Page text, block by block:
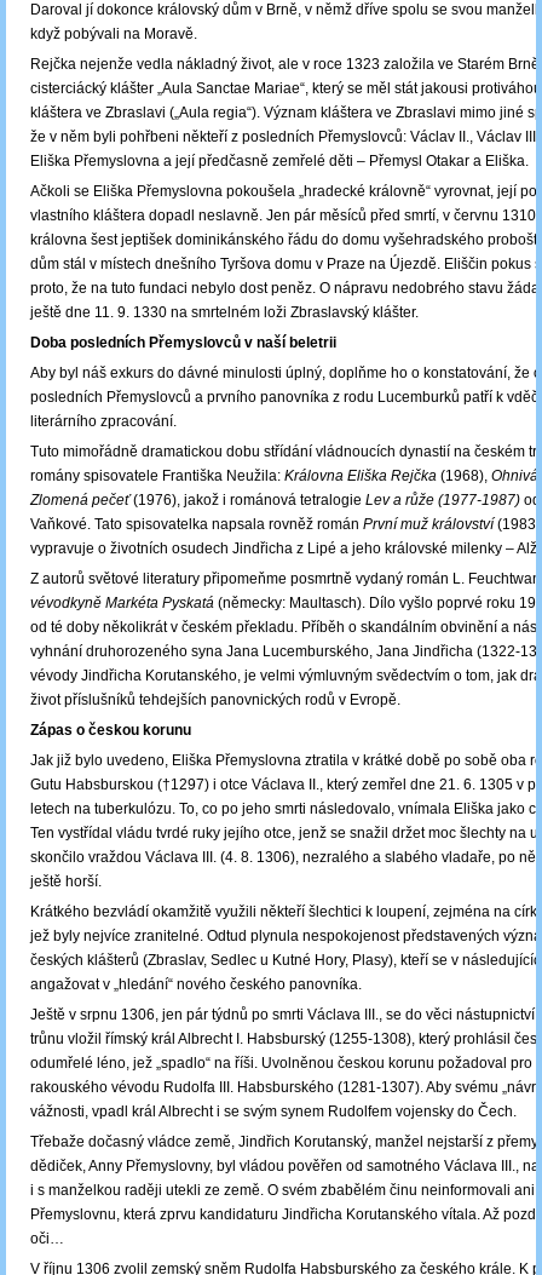
Daroval jí dokonce královský dům v Brně, v němž dříve spolu se svou
když pobývali na Moravě.
Rejčka nejenže vedla nákladný život, ale v roce 1323 založila ve Starém
cisterciácký klášter „Aula Sanctae Mariae“, který se měl stát jakousi
kláštera ve Zbraslavi („Aula regia“). Význam kláštera ve Zbraslavi mimo jiné
že v něm byli pohřbeni někteří z posledních Přemyslovců: Václav II., Václav
Eliška Přemyslovna a její předčasně zemřelé děti ‒ Přemysl Otakar a Eliška.
Ačkoli se Eliška Přemyslovna pokoušela „hradecké královně“ vyrovnat, její
vlastního kláštera dopadl neslavně. Jen pár měsíců před smrtí, v červnu
královna šest jeptišek dominikánského řádu do domu vyšehradského
dům stál v místech dnešního Tyršova domu v Praze na Újezdě. Eliščin pokus
proto, že na tuto fundaci nebylo dost peněz. O nápravu nedobrého stavu
ještě dne 11. 9. 1330 na smrtelném loži Zbraslavský klášter.
Doba posledních Přemyslovců v naší beletrii
Aby byl náš exkurs do dávné minulosti úplný, doplňme ho o konstatování, že
posledních Přemyslovců a prvního panovníka z rodu Lucemburků patří k
literárního zpracování.
Tuto mimořádně dramatickou dobu střídání vládnoucích dynastií na českém
romány spisovatele Františka Neužila: Královna Eliška Rejčka (1968),
Zlomená pečeť(1976), jakož i románová tetralogie Lev a růže (1977-1987)
Vaňkové. Tato spisovatelka napsala rovněž román První muž království
vypravuje o životních osudech Jindřicha z Lipé a jeho královské milenky –
Z autorů světové literatury připomeňme posmrtně vydaný román L.
vévodkyně Markéta Pyskatá (německy: Maultasch). Dílo vyšlo poprvé roku
od té doby několikrát v českém překladu. Příběh o skandálním obvinění a
vyhnání druhorozeného syna Jana Lucemburského, Jana Jindřicha (1322-
vévody Jindřicha Korutanského, je velmi výmluvným svědectvím o tom, jak
život příslušníků tehdejších panovnických rodů v Evropě.
Zápas o českou korunu
Jak již bylo uvedeno, Eliška Přemyslovna ztratila v krátké době po sobě oba
Gutu Habsburskou (†1297) i otce Václava II., který zemřel dne 21. 6. 1305 v
letech na tuberkulózu. To, co po jeho smrti následovalo, vnímala Eliška jako
Ten vystřídal vládu tvrdé ruky jejího otce, jenž se snažil držet moc šlechty na
skončilo vraždou Václava III. (4. 8. 1306), nezralého a slabého vladaře, po
ještě horší.
Krátkého bezvládí okamžitě využili někteří šlechtici k loupení, zejména na
jež byly nejvíce zranitelné. Odtud plynula nespokojenost představených
českých klášterů (Zbraslav, Sedlec u Kutné Hory, Plasy), kteří se v
angažovat v „hledání“ nového českého panovníka.
Ještě v srpnu 1306, jen pár týdnů po smrti Václava III., se do věci nástupnictví
trůnu vložil římský král Albrecht I. Habsburský (1255-1308), který prohlásil
odumřelé léno, jež „spadlo“ na říši. Uvolněnou českou korunu požadoval pro
rakouského vévodu Rudolfa III. Habsburského (1281-1307). Aby svému
vážnosti, vpadl král Albrecht i se svým synem Rudolfem vojensky do Čech.
Třebaže dočasný vládce země, Jindřich Korutanský, manžel nejstarší z
dědiček, Anny Přemyslovny, byl vládou pověřen od samotného Václava III.,
i s manželkou raději utekli ze země. O svém zbabělém činu neinformovali ani
Přemyslovnu, která zprvu kandidaturu Jindřicha Korutanského vítala. Až
oči…
V říjnu 1306 zvolil zemský sněm Rudolfa Habsburského za českého krále. K